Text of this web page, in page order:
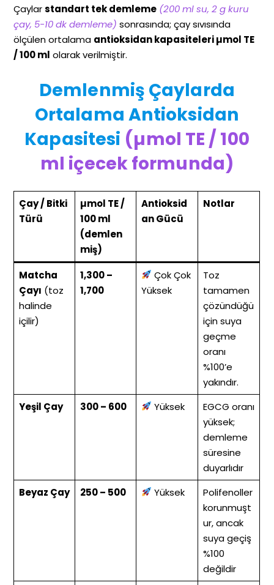
Çaylarstandart tek demleme (200 ml su, 2 g kuru
çay, 5-10 dk demleme) sonrasında; çay sıvısında
ölçülen ortalama antioksidan kapasiteleri µmol TE
/ 100 ml olarak verilmiştir.
Demlenmiş Çaylarda
Ortalama Antioksidan
Kapasitesi (µmol TE / 100
ml içecek formunda)
Çay / Bitki
Türü
µmol TE /
100 ml
(demlen
miş)
Antioksid
an Gücü
Notlar
Matcha
Çayı (toz
halinde
içilir)
1,300 –
1,700
Çok Çok
Yüksek
Toz
tamamen
çözündüğü
için suya
geçme
oranı
%100’e
yakındır.
Yeşil Çay
300 – 600 Yüksek
EGCG oranı
yüksek;
demleme
süresine
duyarlıdır
Beyaz Çay
250 – 500 Yüksek
Polifenoller
korunmuşt
ur, ancak
suya geçiş
%100
değildir